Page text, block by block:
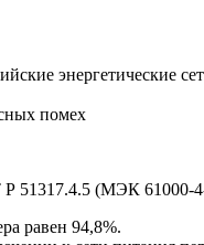
энергетические
помех
Р 51317.4.5 (МЭК 61000-
равен 94,8%.